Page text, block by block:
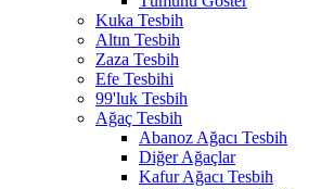
Kuka Tesbih
Altın Tesbih
Zaza Tesbih
Efe Tesbihi
99'luk Tesbih
Ağaç Tesbih
Abanoz Ağacı Tesbih
Diğer Ağaçlar
Kafur Ağacı Tesbih